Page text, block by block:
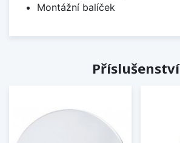
Montážní balíček
Příslušenství